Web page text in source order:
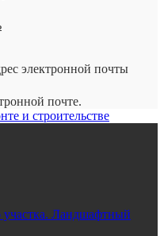
электронной почты
почте.
и строительстве
участка. Ландшафтный